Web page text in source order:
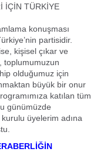
İÇİN TÜRKİYE
konuşması
partisidir.
kişisel çıkar ve
toplumumuzun
olduğumuz için
büyük bir onur
katılan tüm
günümüzde
üyelerim adına